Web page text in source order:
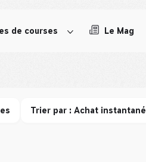
de courses Le Mag
Trier par : Achat instantané